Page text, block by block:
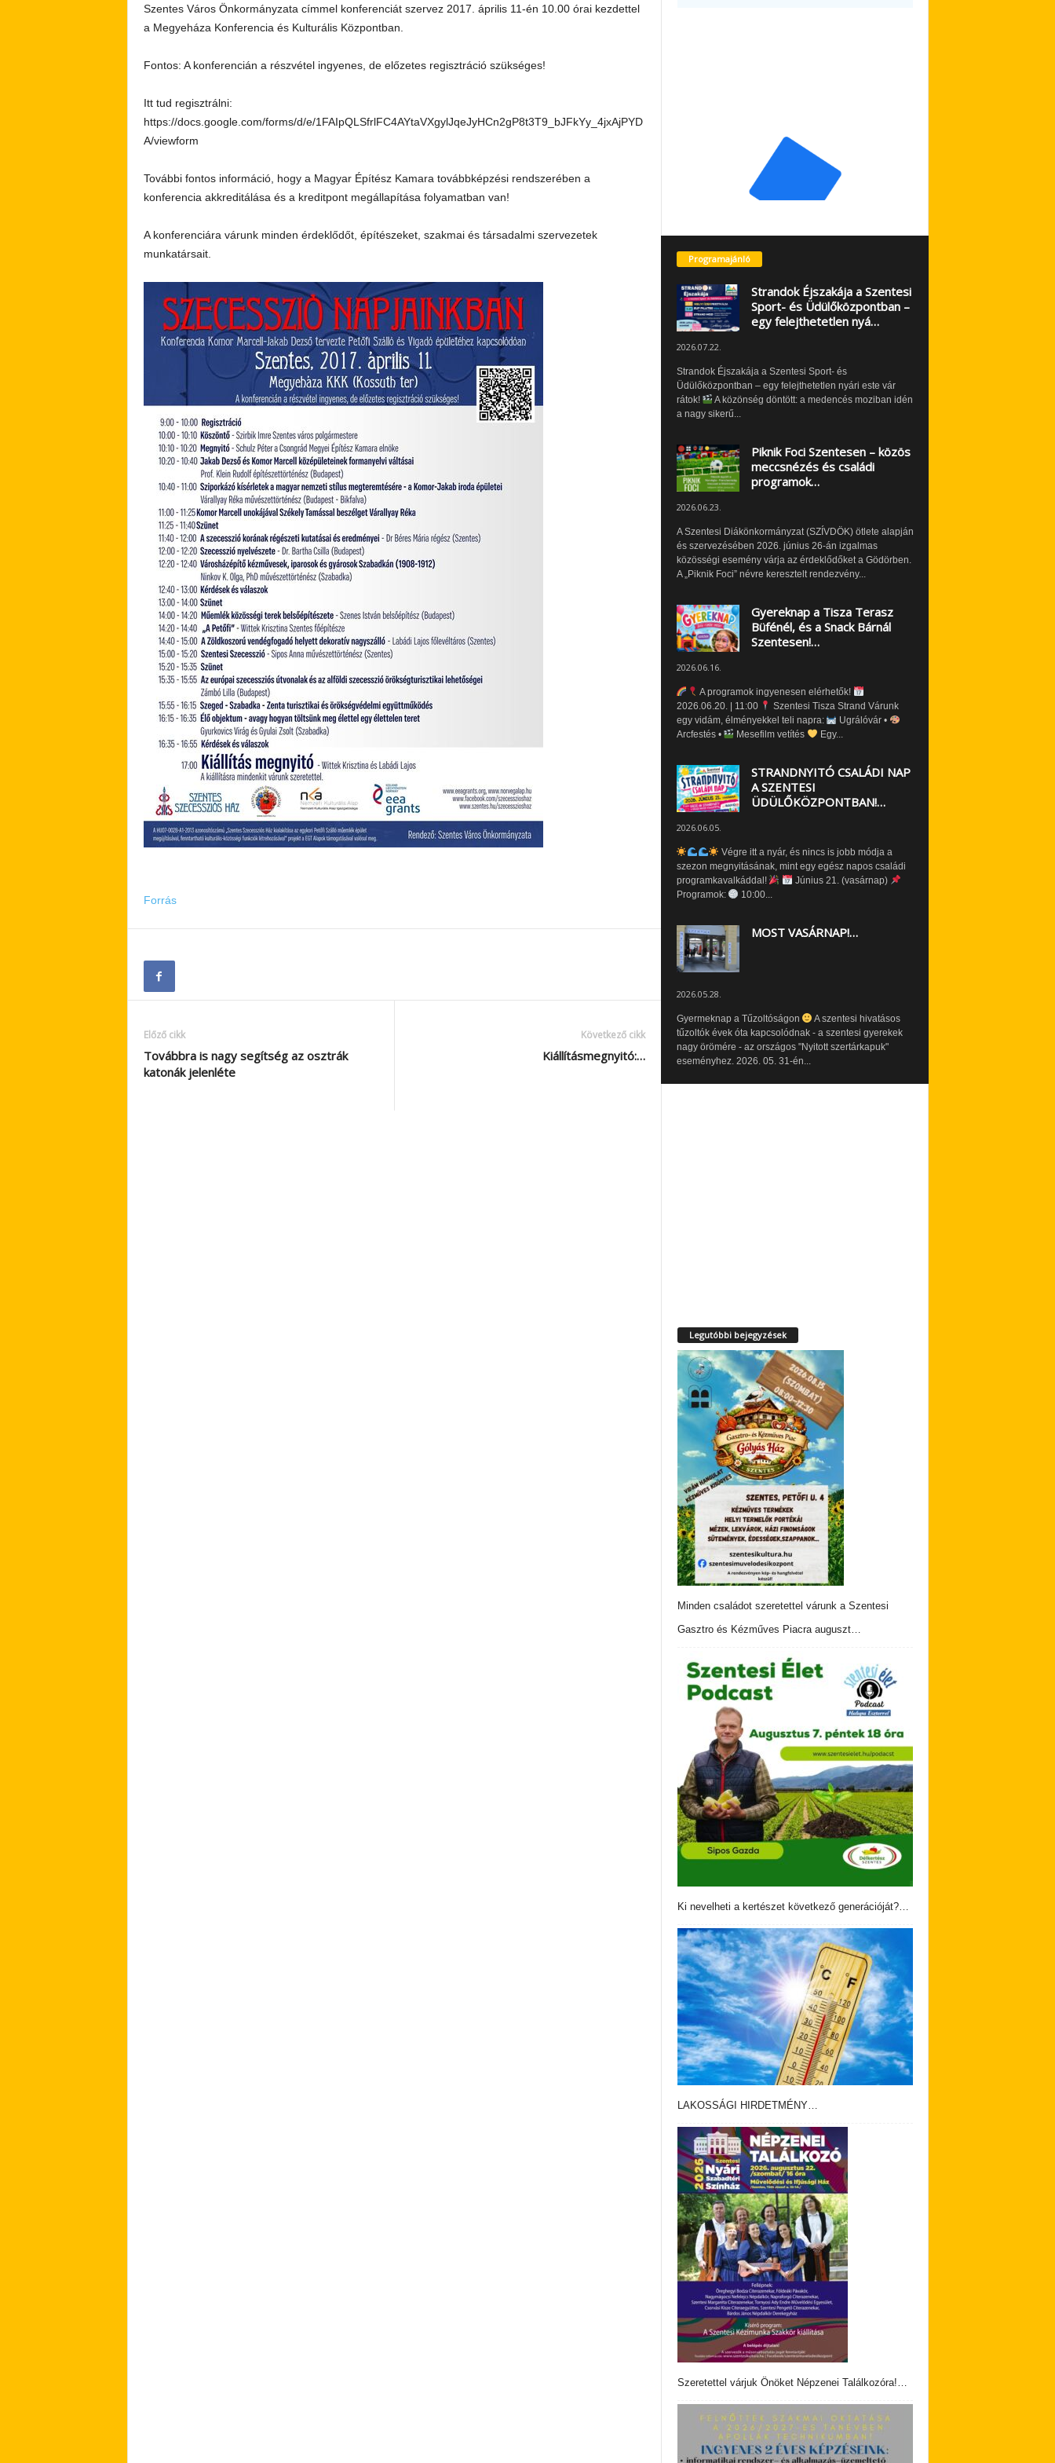
Szentes Város Önkormányzata címmel konferenciát szervez 2017. április 11-én 10.00 órai kezdettel
a Megyeháza Konferencia és Kulturális Központban.
Fontos: A konferencián a részvétel ingyenes, de előzetes regisztráció szükséges!
Itt tud regisztrálni:
https://docs.google.com/forms/d/e/1FAIpQLSfrlFC4AYtaVXgylJqeJyHCn2gP8t3T9_bJFkYy_4jxAjPYD
A/viewform
További fontos információ, hogy a Magyar Építész Kamara továbbképzési rendszerében a
konferencia akkreditálása és a kreditpont megállapítása folyamatban van!
A konferenciára várunk minden érdeklődőt, építészeket, szakmai és társadalmi szervezetek
munkatársait.
Forrás
Előző cikk
Továbbra is nagy segítség az osztrák
katonák jelenléte
Következő cikk
Kiállításmegnyitó:…
Programajánló
Strandok Éjszakája a Szentesi
Sport- és Üdülőközpontban –
egy felejthetetlen nyá…
2026.07.22.
Strandok Éjszakája a Szentesi Sport- és
Üdülőközpontban – egy felejthetetlen nyári este vár
rátok!
A közönség döntött: a medencés moziban idén
a nagy sikerű...
Piknik Foci Szentesen – közös
meccsnézés és családi
programok…
2026.06.23.
A Szentesi Diákönkormányzat (SZÍVDÖK) ötlete alapján
és szervezésében 2026. június 26-án izgalmas
közösségi esemény várja az érdeklődőket a Gödörben.
A „Piknik Foci” névre keresztelt rendezvény...
Gyereknap a Tisza Terasz
Büfénél, és a Snack Bárnál
Szentesen!…
2026.06.16.
A programok ingyenesen elérhetők!
2026.06.20. | 11:00
Szentesi Tisza Strand Várunk
egy vidám, élményekkel teli napra:
Ugrálóvár •
Arcfestés •
Mesefilm vetítés Egy...
STRANDNYITÓ CSALÁDI NAP
A SZENTESI
ÜDÜLŐKÖZPONTBAN!…
2026.06.05.
Végre itt a nyár, és nincs is jobb módja a
szezon megnyitásának, mint egy egész napos családi
programkavalkáddal!
Június 21. (vasárnap)
Programok:
10:00...
MOST VASÁRNAP!…
2026.05.28.
Gyermeknap a Tűzoltóságon
A szentesi hivatásos
tűzoltók évek óta kapcsolódnak - a szentesi gyerekek
nagy örömére - az országos "Nyitott szertárkapuk"
eseményhez. 2026. 05. 31-én...
Legutóbbi bejegyzések
Minden családot szeretettel várunk a Szentesi
Gasztro és Kézműves Piacra auguszt…
Ki nevelheti a kertészet következő generációját?…
LAKOSSÁGI HIRDETMÉNY…
Szeretettel várjuk Önöket Népzenei Találkozóra!…